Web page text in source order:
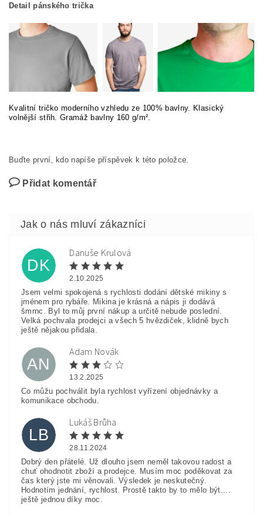
Detail pánského trička
Kvalitní tričko moderního vzhledu ze 100% bavlny. Klasický
volnější střih. Gramáž bavlny 160 g/m².
Buďte první, kdo napíše příspěvek k této položce.
Přidat komentář
DK
Danuše Krulová
2.10.2025
Jsem velmi spokojená s rychlosti dodání dětské mikiny s
jménem pro rybáře. Mikina je krásná a nápis ji dodává
šmrnc. Byl to můj první nákup a určitě nebude poslední.
Velká pochvala prodejci a všech 5 hvězdiček, klidně bych
ještě nějakou přidala.
AN
Adam Novák
13.2.2025
Co můžu pochválit byla rychlost vyřízení objednávky a
komunikace obchodu.
LB
Lukáš Brůha
28.11.2024
Dobrý den přátelé. Už dlouho jsem neměl takovou radost a
chuť ohodnotit zboží a prodejce. Musím moc poděkovat za
čas který jste mi věnovali. Výsledek je neskutečný.
Hodnotím jednání, rychlost. Prostě takto by to mělo být....
ještě jednou díky moc.